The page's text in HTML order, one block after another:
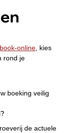
online, kies
rond je
boeking veilig
de actuele